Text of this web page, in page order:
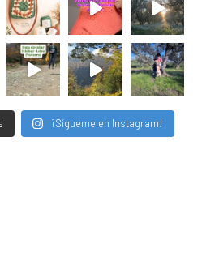
¡Sígueme en Instagram!